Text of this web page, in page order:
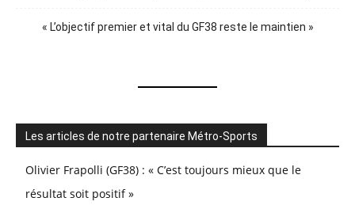
« L’objectif premier et vital du GF38 reste le maintien »
Les articles de notre partenaire Métro-Sports
Olivier Frapolli (GF38) : « C’est toujours mieux que le
résultat soit positif »